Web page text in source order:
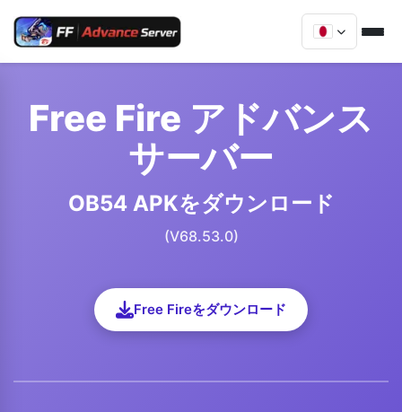
Free Fire アドバンス
サーバー
OB54 APKをダウンロード
(V68.53.0)
Free Fireをダウンロード